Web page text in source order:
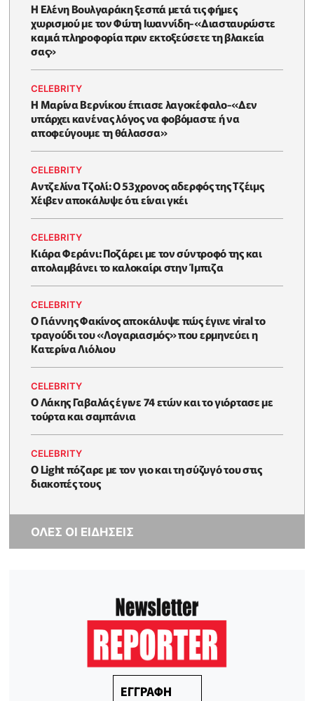
Η Ελένη Βουλγαράκη ξεσπά μετά τις φήμες
χωρισμού με τον Φώτη Ιωαννίδη-«Διασταυρώστε
καμιά πληροφορία πριν εκτοξεύσετε τη βλακεία
σας»
CELEBRITY
Η Μαρίνα Βερνίκου έπιασε λαγοκέφαλο-«Δεν
υπάρχει κανένας λόγος να φοβόμαστε ή να
αποφεύγουμε τη θάλασσα»
CELEBRITY
Αντζελίνα Τζολί: Ο 53χρονος αδερφός της Τζέιμς
Χέιβεν αποκάλυψε ότι είναι γκέι
CELEBRITY
Κιάρα Φεράνι: Ποζάρει με τον σύντροφό της και
απολαμβάνει το καλοκαίρι στην Ίμπιζα
CELEBRITY
Ο Γιάννης Φακίνος αποκάλυψε πώς έγινε viral το
τραγούδι του «Λογαριασμός» που ερμηνεύει η
Κατερίνα Λιόλιου
CELEBRITY
Ο Λάκης Γαβαλάς έγινε 74 ετών και το γιόρτασε με
τούρτα και σαμπάνια
CELEBRITY
Ο Light πόζαρε με τον γιο και τη σύζυγό του στις
διακοπές τους
ΟΛΕΣ ΟΙ ΕΙΔΗΣΕΙΣ
ΕΓΓΡΑΦΗ